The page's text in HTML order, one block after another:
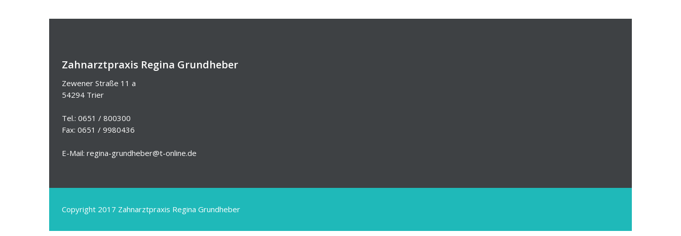
Zahnarztpraxis Regina Grundheber
Zewener Straße 11 a
54294 Trier
Tel.: 0651 / 800300
Fax: 0651 / 9980436
E-Mail: regina-grundheber@t-online.de
Copyright 2017 Zahnarztpraxis Regina Grundheber